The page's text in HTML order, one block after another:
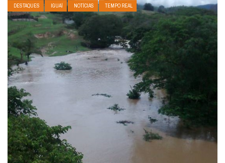
DESTAQUES IGUAÍ NOTÍCIAS TEMPO REAL